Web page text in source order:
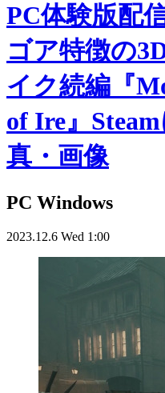
PC体験版配
ゴア特徴の
イク続編『
of Ire』
真・画像
PC Windows
2023.12.6 Wed 1:00